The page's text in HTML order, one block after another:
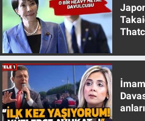
Programlar
Sağlık
Spor
Teknoloji